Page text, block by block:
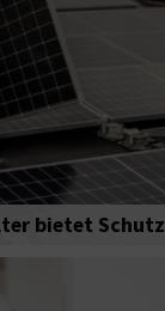
bietet Schutz